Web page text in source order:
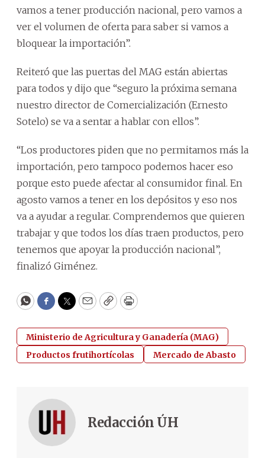
vamos a tener producción nacional, pero vamos a
ver el volumen de oferta para saber si vamos a
bloquear la importación”.
Reiteró que las puertas del MAG están abiertas
para todos y dijo que “seguro la próxima semana
nuestro director de Comercialización (Ernesto
Sotelo) se va a sentar a hablar con ellos”.
“Los productores piden que no permitamos más la
importación, pero tampoco podemos hacer eso
porque esto puede afectar al consumidor final. En
agosto vamos a tener en los depósitos y eso nos
va a ayudar a regular. Comprendemos que quieren
trabajar y que todos los días traen productos, pero
tenemos que apoyar la producción nacional”,
finalizó Giménez.
WhatsApp
Facebook
Twitter
EmailCopyPrint
Ministerio de Agricultura y Ganadería (MAG)
Productos frutihortícolas
Mercado de Abasto
Redacción ÚH